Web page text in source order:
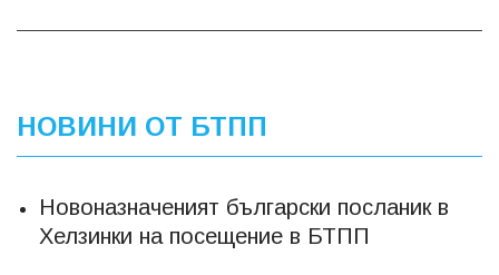
НОВИНИ ОТ БТПП
Новоназначеният български посланик в
Хелзинки на посещение в БТПП